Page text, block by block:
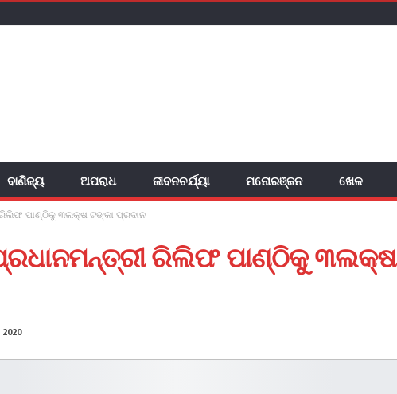
ବାଣିଜ୍ୟ ଅପରାଧ ଜୀବନଚର୍ଯ୍ୟା ମନୋରଞ୍ଜନ ଖେଳ
ପାଣ୍ଠିକୁ ୩ଲକ୍ଷ ଟଙ୍କା ପ୍ରଦାନ
ରିଲିଫ ପାଣ୍ଠିକୁ ୩ଲକ୍ଷ